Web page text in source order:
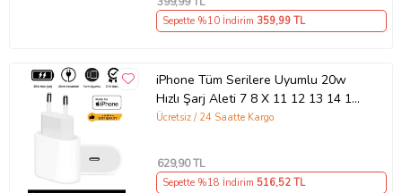
Sepette %10 İndirim 359,99 TL
iPhone Tüm Serilere Uyumlu 20w
Hızlı Şarj Aleti 7 8 X 11 12 13 14 15
16 İçin Type-C Girişli Adaptör
Ücretsiz / 24 Saatte Kargo
629,90 TL
Sepette %18 İndirim 516,52 TL